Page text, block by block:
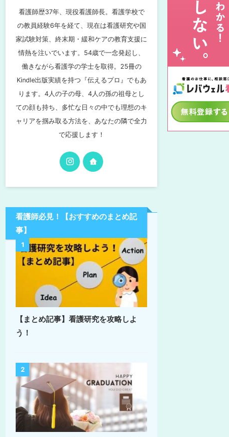
看護師歴37年、現役看護師長。看護学校で
の教員経験6年を経て、現在は看護研究や国
家試験対策、終末期・緩和ケアの教育支援に
情熱を注いでいます。54歳で一念発起し、
働きながら看護学の学士を取得。25冊の
Kindle出版実績を持つ『伝えるプロ』でもあ
ります。4人の子の母、4人の孫の祖母とし
ての顔も持ち、多忙な日々の中でも理想のキ
ャリアを掴み取る方法を、あなたの隣で全力
で応援します！
看護師必見！【おすすめのまとめ記
事】
1
【まとめ記事】看護研究を攻略しよ
う！
2